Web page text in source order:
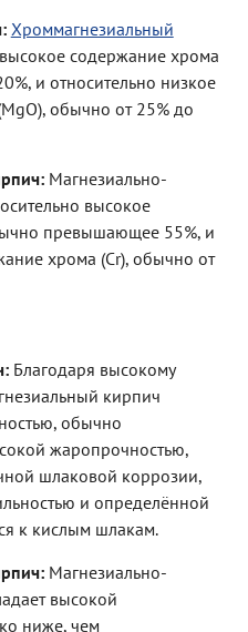
Хроммагнезиальный
содержание хрома
и относительно низкое
обычно от 25% до
Магнезиально-
высокое
превышающее 55%, и
хрома (Cr), обычно от
Благодаря высокому
кирпич
обычно
жаропрочностью,
шлаковой коррозии,
и определённой
к кислым шлакам.
Магнезиально-
высокой
ниже, чем